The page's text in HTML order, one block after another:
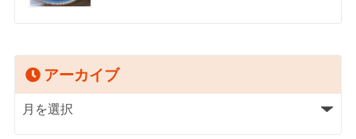
アーカイブ